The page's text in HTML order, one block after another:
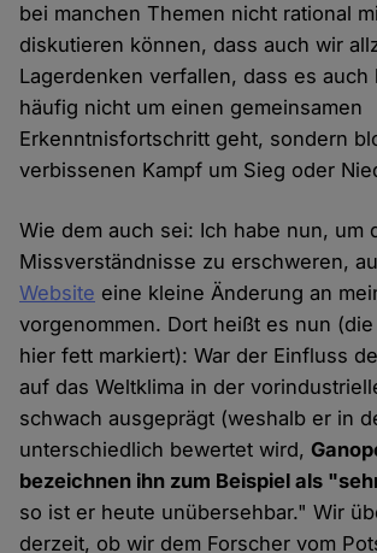
bei manchen Themen nicht rational
diskutieren können, dass auch wir
Lagerdenken verfallen, dass es auch
häufig nicht um einen gemeinsamen
Erkenntnisfortschritt geht, sondern
verbissenen Kampf um Sieg oder
Wie dem auch sei: Ich habe nun, um
Missverständnisse zu erschweren,
Website eine kleine Änderung an
vorgenommen. Dort heißt es nun
hier fett markiert): War der Einfluss
auf das Weltklima in der
schwach ausgeprägt (weshalb er in
unterschiedlich bewertet wird,
bezeichnen ihn zum Beispiel als
so ist er heute unübersehbar." Wir
derzeit, ob wir dem Forscher vom